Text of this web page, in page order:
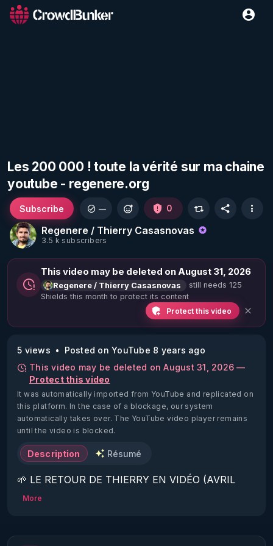
Les 200 000 ! toute la vérité sur ma chaine
youtube - regenere.org
Regenere / Thierry Casasnovas
3.5 k subscribers
Subscribe — 0
This video may be deleted on August 31, 2026
Regenere / Thierry Casasnovas
still needs 125
Shields this month to protect its content
Protect this video
5 views
Posted on YouTube 8 years ago
This video may be deleted on August 31, 2026 —
Protect this video
It was automatically imported from YouTube and replicated on
this platform. In the case of a blockage, our system
automatically takes over. The YouTube video player remains
until the video is blocked.
Description Résumé
🌱 LE RETOUR DE THIERRY EN VIDÉO (AVRIL
2022)!
https://www.rgnr.fr/presentation.html
More